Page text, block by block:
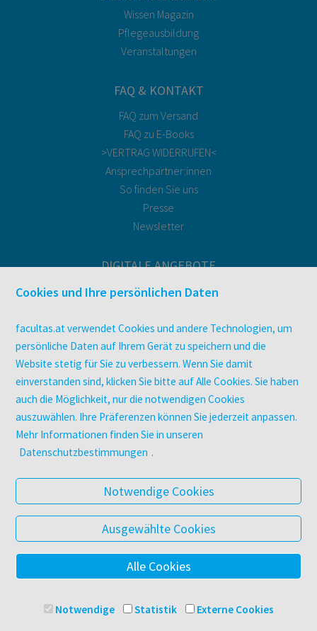
Wissen Magazin
Pflegeausbildung
Veranstaltungen
FAQ & KONTAKT
FAQ zum Versand
FAQ zu E-Books
>VERTRAG WIDERRUFEN<
Ansprechpartner:innen
So finden Sie uns
Presse
Newsletter
DIGITALE ANGEBOTE
Überblick
utb elibrary
E-Books
facultas Club
UNTERNEHMEN
Über facultas
Datenschutz & Cookies
AGB
Barrierefreiheit
© 2025 Facultas Verlags- und Buchhandels AG
Cookies und Ihre persönlichen Daten
facultas.at verwendet Cookies und andere Technologien, um
persönliche Daten auf Ihrem Gerät zu speichern und die
Website stetig für Sie zu verbessern. Wenn Sie damit
einverstanden sind, klicken Sie bitte auf Alle Cookies. Sie haben
auch die Möglichkeit, nur die notwendigen Cookies
auszuwählen. Ihre Präferenzen können Sie jederzeit anpassen.
Mehr Informationen finden Sie in unseren
Datenschutzbestimmungen .
Notwendige Cookies
Ausgewählte Cookies
Alle Cookies
Notwendige Statistik Externe Cookies